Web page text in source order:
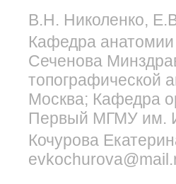
В.Н. Николенко,
Кафедра
Сеченова
Москва; Кафедра
Первый МГМУ им.
Кочурова